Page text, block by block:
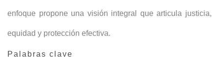
enfoque propone una visión integral que articula justicia,
equidad y protección efectiva.
Palabras clave